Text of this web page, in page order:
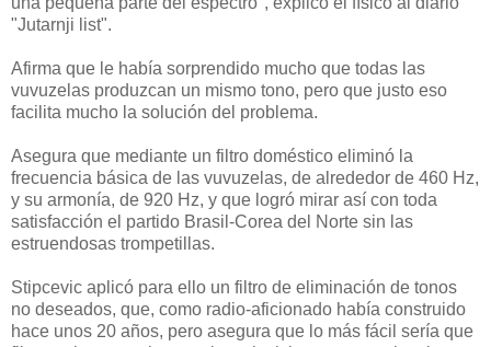
"Jutarnji list".
Afirma que le había sorprendido mucho que todas las
vuvuzelas produzcan un mismo tono, pero que justo eso
facilita mucho la solución del problema.
Asegura que mediante un filtro doméstico eliminó la
frecuencia básica de las vuvuzelas, de alrededor de 460 Hz,
y su armonía, de 920 Hz, y que logró mirar así con toda
satisfacción el partido Brasil-Corea del Norte sin las
estruendosas trompetillas.
Stipcevic aplicó para ello un filtro de eliminación de tonos
no deseados, que, como radio-aficionado había construido
hace unos 20 años, pero asegura que lo más fácil sería que